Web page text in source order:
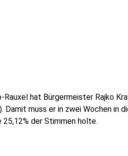
hat Bürgermeister Rajko
Damit muss er in zwei Wochen in
25,12% der Stimmen holte.